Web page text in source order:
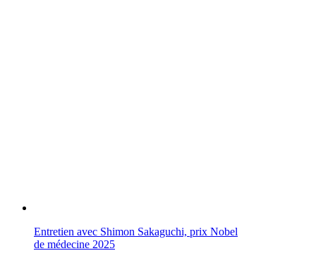
Entretien avec Shimon Sakaguchi, prix Nobel
de médecine 2025